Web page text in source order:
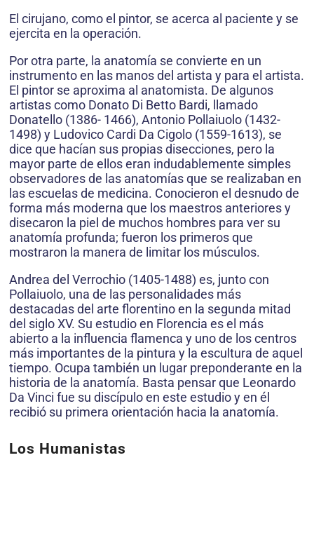
El cirujano, como el pintor, se acerca al paciente y se
ejercita en la operación.
Por otra parte, la anatomía se convierte en un
instrumento en las manos del artista y para el artista.
El pintor se aproxima al anatomista. De algunos
artistas como Donato Di Betto Bardi, llamado
Donatello (1386- 1466), Antonio Pollaiuolo (1432-
1498) y Ludovico Cardi Da Cigolo (1559-1613), se
dice que hacían sus propias disecciones, pero la
mayor parte de ellos eran indudablemente simples
observadores de las anatomías que se realizaban en
las escuelas de medicina. Conocieron el desnudo de
forma más moderna que los maestros anteriores y
disecaron la piel de muchos hombres para ver su
anatomía profunda; fueron los primeros que
mostraron la manera de limitar los músculos.
Andrea del Verrochio (1405-1488) es, junto con
Pollaiuolo, una de las personalidades más
destacadas del arte florentino en la segunda mitad
del siglo XV. Su estudio en Florencia es el más
abierto a la influencia flamenca y uno de los centros
más importantes de la pintura y la escultura de aquel
tiempo. Ocupa también un lugar preponderante en la
historia de la anatomía. Basta pensar que Leonardo
Da Vinci fue su discípulo en este estudio y en él
recibió su primera orientación hacia la anatomía.
Los Humanistas